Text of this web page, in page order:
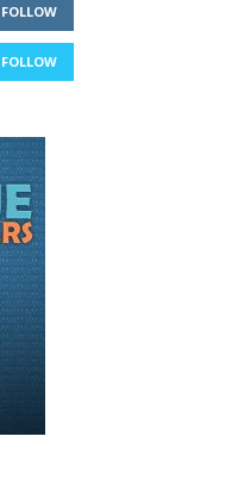
FOLLOW
FOLLOW